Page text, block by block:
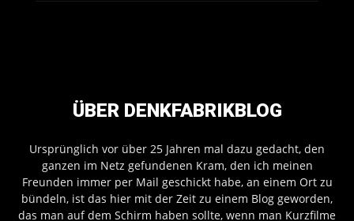
ÜBER DENKFABRIKBLOG
Ursprünglich vor über 25 Jahren mal dazu gedacht, den
ganzen im Netz gefundenen Kram, den ich meinen
Freunden immer per Mail geschickt habe, an einem Ort zu
bündeln, ist das hier mit der Zeit zu einem Blog geworden,
das man auf dem Schirm haben sollte, wenn man Kurzfilme